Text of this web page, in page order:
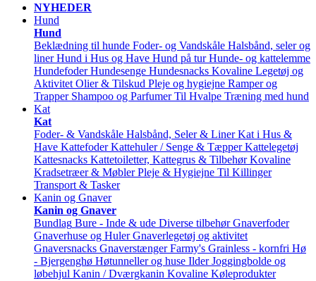
NYHEDER
Hund
Hund
Beklædning til hunde Foder- og Vandskåle Halsbånd, seler og
liner Hund i Hus og Have Hund på tur Hunde- og kattelemme
Hundefoder Hundesenge Hundesnacks Kovaline Legetøj og
Aktivitet Olier & Tilskud Pleje og hygiejne Ramper og
Trapper Shampoo og Parfumer Til Hvalpe Træning med hund
Kat
Kat
Foder- & Vandskåle Halsbånd, Seler & Liner Kat i Hus &
Have Kattefoder Kattehuler / Senge & Tæpper Kattelegetøj
Kattesnacks Kattetoiletter, Kattegrus & Tilbehør Kovaline
Kradsetræer & Møbler Pleje & Hygiejne Til Killinger
Transport & Tasker
Kanin og Gnaver
Kanin og Gnaver
Bundlag Bure - Inde & ude Diverse tilbehør Gnaverfoder
Gnaverhuse og Huler Gnaverlegetøj og aktivitet
Gnaversnacks Gnaverstænger Farmy's Grainless - kornfri Hø
- Bjergenghø Høtunneller og huse Ilder Joggingbolde og
løbehjul Kanin / Dværgkanin Kovaline Køleprodukter